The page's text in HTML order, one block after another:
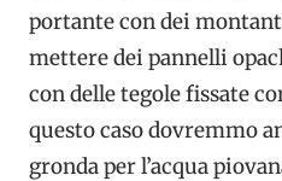
portante con dei
mettere dei pannelli
con delle tegole fissate
questo caso dovremmo
gronda per l’acqua